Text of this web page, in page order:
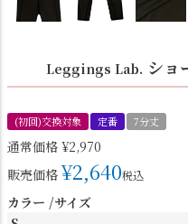
Leggings Lab. ショ
(初回)交換対象 定番 7分丈
通常価格 ¥2,970
販売価格 ¥2,640税込
カラー サイズ